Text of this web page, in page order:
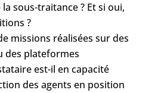
sous-traitance ? Et si oui,
?
missions réalisées sur des
des plateformes
est-il en capacité
des agents en position